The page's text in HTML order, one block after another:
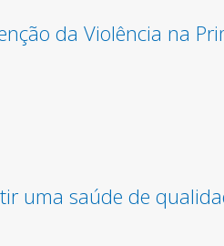
da Violência na
uma saúde de